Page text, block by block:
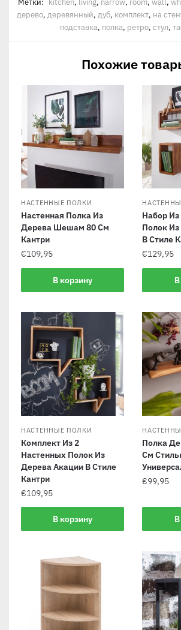
дерево, деревянный, дуб, комплект, на
подставка, полка, ретро, стул,
Похожие
НАСТЕННЫЕ ПОЛКИ
Настенная Полка Из
Дерева Шешам 80 См
Кантри
€109,95
В корзину
Набор
Полок
В Стиле
€129,95
НАСТЕННЫЕ ПОЛКИ
Комплект Из 2
Настенных Полок Из
Дерева Акации В Стиле
Кантри
€109,95
В корзину
Полка
См
€99,95